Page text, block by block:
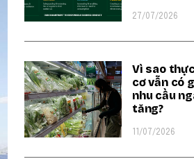
27/07/2026
Vì sao
cơ vẫn có
nhu cầu
tăng?
11/07/2026